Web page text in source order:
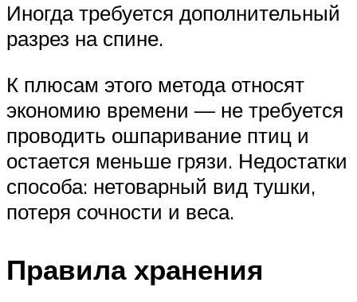
Иногда требуется дополнительный
разрез на спине.
К плюсам этого метода относят
экономию времени — не требуется
проводить ошпаривание птиц и
остается меньше грязи. Недостатки
способа: нетоварный вид тушки,
потеря сочности и веса.
Правила хранения